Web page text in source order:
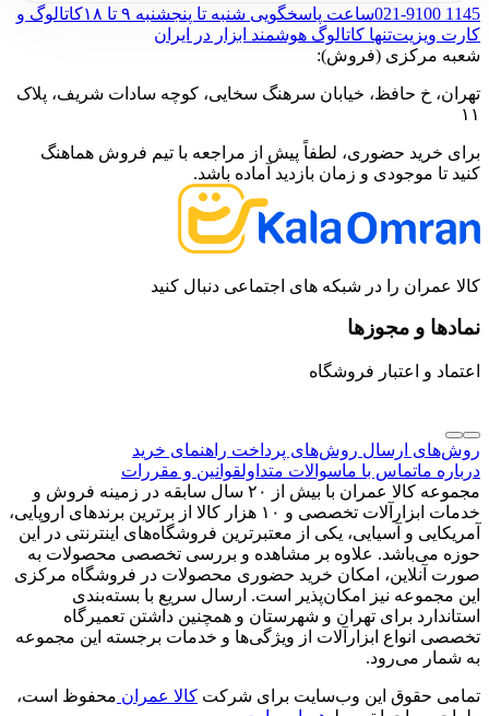
021-9100 1145ساعت پاسخگویی شنبه تا پنجشنبه ۹ تا ۱۸
کاتالوگ و
کارت ویزیتتنها کاتالوگ هوشمند ابزار در ایران
شعبه مرکزی (فروش):
تهران، خ حافظ، خیابان سرهنگ سخایی، کوچه سادات شریف، پلاک
۱۱
برای خرید حضوری، لطفاً پیش از مراجعه با تیم فروش هماهنگ
کنید تا موجودی و زمان بازدید آماده باشد.
کالا عمران را در شبکه های اجتماعی دنبال کنید
نمادها و مجوزها
اعتماد و اعتبار فروشگاه
روش‌های ارسال روش‌های پرداخت راهنمای خرید
درباره ماتماس با ماسوالات متداولقوانین و مقررات
مجموعه کالا عمران با بیش از ۲۰ سال سابقه در زمینه فروش و
خدمات ابزارآلات تخصصی و ۱۰ هزار کالا از برترین برندهای اروپایی،
آمریکایی و آسیایی، یکی از معتبرترین فروشگاه‌های اینترنتی در این
حوزه می‌باشد. علاوه بر مشاهده و بررسی تخصصی محصولات به
صورت آنلاین، امکان خرید حضوری محصولات در فروشگاه مرکزی
این مجموعه نیز امکان‌پذیر است. ارسال سریع با بسته‌بندی
استاندارد برای تهران و شهرستان و همچنین داشتن تعمیرگاه
تخصصی انواع ابزارآلات از ویژگی‌ها و خدمات برجسته این مجموعه
به شمار می‌رود.
تمامی حقوق این وب‌سایت برای شرکت کالا عمران محفوظ است،